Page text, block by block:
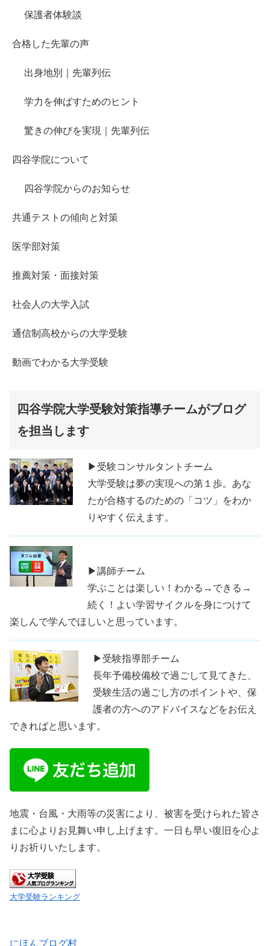
保護者体験談
合格した先輩の声
出身地別｜先輩列伝
学力を伸ばすためのヒント
驚きの伸びを実現｜先輩列伝
四谷学院について
四谷学院からのお知らせ
共通テストの傾向と対策
医学部対策
推薦対策・面接対策
社会人の大学入試
通信制高校からの大学受験
動画でわかる大学受験
四谷学院大学受験対策指導チームがブログ
を担当します
▶受験コンサルタントチーム
大学受験は夢の実現への第１歩。あな
たが合格するのための「コツ」をわか
りやすく伝えます。
▶講師チーム
学ぶことは楽しい！わかる→できる→
続く！よい学習サイクルを身につけて
楽しんで学んでほしいと思っています。
▶受験指導部チーム
長年予備校備校で過ごして見てきた、
受験生活の過ごし方のポイントや、保
護者の方へのアドバイスなどをお伝え
できればと思います。
地震・台風・大雨等の災害により、被害を受けられた皆さ
まに心よりお見舞い申し上げます。一日も早い復旧を心よ
りお祈りいたします。
大学受験ランキング
にほんブログ村